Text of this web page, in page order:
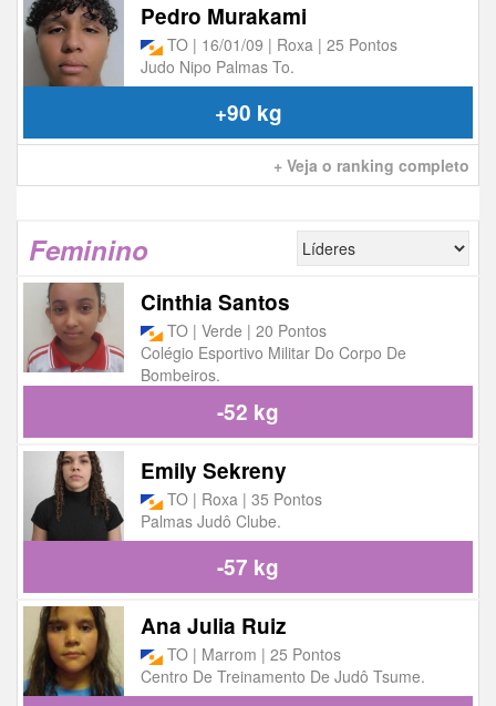
Pedro Murakami
TO | 16/01/09 | Roxa | 25 Pontos
Judo Nipo Palmas To.
+90 kg
+ Veja o ranking completo
Feminino
Cinthia Santos
TO | Verde | 20 Pontos
Colégio Esportivo Militar Do Corpo De
Bombeiros.
-52 kg
Emily Sekreny
TO | Roxa | 35 Pontos
Palmas Judô Clube.
-57 kg
Ana Julia Ruiz
TO | Marrom | 25 Pontos
Centro De Treinamento De Judô Tsume.